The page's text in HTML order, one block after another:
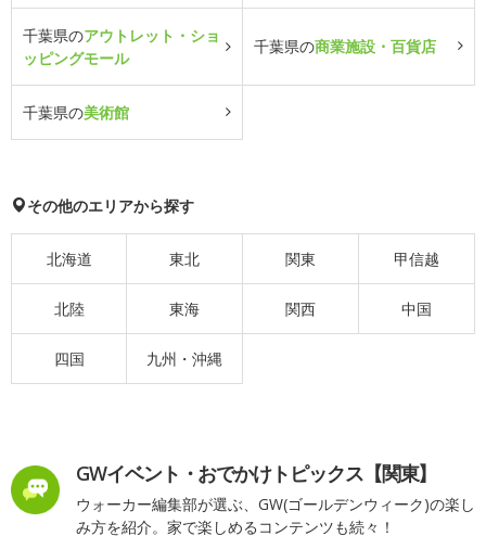
千葉県のアウトレット・ショ
ッピングモール
千葉県の商業施設・百貨店
千葉県の美術館
その他のエリアから探す
北海道 東北 関東 甲信越
北陸 東海 関西 中国
四国 九州・沖縄
GWイベント・おでかけトピックス【関東】
ウォーカー編集部が選ぶ、GW(ゴールデンウィーク)の楽し
み方を紹介。家で楽しめるコンテンツも続々！